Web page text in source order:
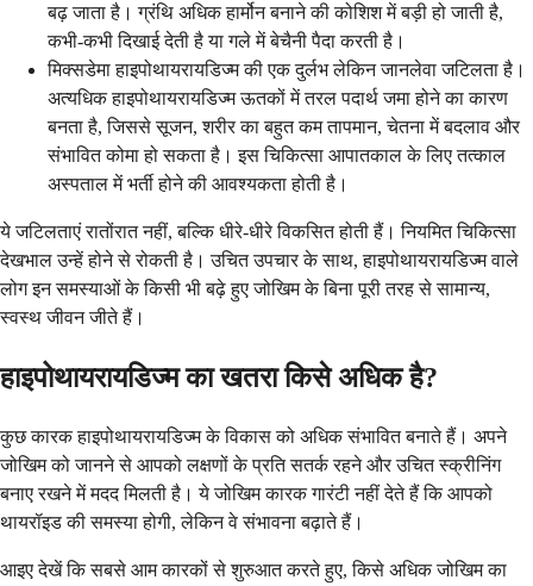
बढ़ जाता है। ग्रंथि अधिक हार्मोन बनाने की कोशिश में बड़ी हो जाती है,
कभी-कभी दिखाई देती है या गले में बेचैनी पैदा करती है।
मिक्सडेमा हाइपोथायरायडिज्म की एक दुर्लभ लेकिन जानलेवा जटिलता है।
अत्यधिक हाइपोथायरायडिज्म ऊतकों में तरल पदार्थ जमा होने का कारण
बनता है, जिससे सूजन, शरीर का बहुत कम तापमान, चेतना में बदलाव और
संभावित कोमा हो सकता है। इस चिकित्सा आपातकाल के लिए तत्काल
अस्पताल में भर्ती होने की आवश्यकता होती है।
ये जटिलताएं रातोंरात नहीं, बल्कि धीरे-धीरे विकसित होती हैं। नियमित चिकित्सा
देखभाल उन्हें होने से रोकती है। उचित उपचार के साथ, हाइपोथायरायडिज्म वाले
लोग इन समस्याओं के किसी भी बढ़े हुए जोखिम के बिना पूरी तरह से सामान्य,
स्वस्थ जीवन जीते हैं।
हाइपोथायरायडिज्म का खतरा किसे अधिक है?
कुछ कारक हाइपोथायरायडिज्म के विकास को अधिक संभावित बनाते हैं। अपने
जोखिम को जानने से आपको लक्षणों के प्रति सतर्क रहने और उचित स्क्रीनिंग
बनाए रखने में मदद मिलती है। ये जोखिम कारक गारंटी नहीं देते हैं कि आपको
थायरॉइड की समस्या होगी, लेकिन वे संभावना बढ़ाते हैं।
आइए देखें कि सबसे आम कारकों से शुरुआत करते हुए, किसे अधिक जोखिम का